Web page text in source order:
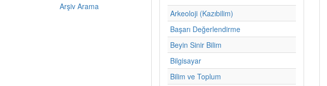
Arşiv Arama
Arkeoloji (Kazıbilim)
Başarı Değerlendirme
Beyin Sinir Bilim
Bilgisayar
Bilim ve Toplum